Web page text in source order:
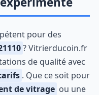
pour des
? Vitrierducoin.fr
de qualité avec
. Que ce soit pour
de vitrage ou une